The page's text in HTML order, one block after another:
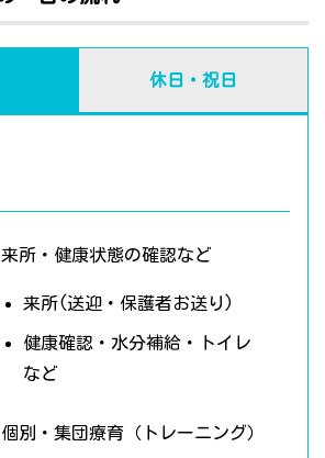
休日・祝日
来所・健康状態の確認など
来所(送迎・保護者お送り)
健康確認・水分補給・トイレ
など
個別・集団療育（トレーニング）